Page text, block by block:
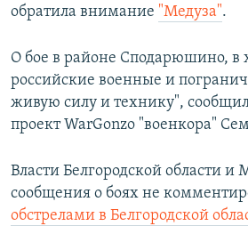
обратила внимание "Медуза".
О бое в районе Сподарюшино, в
российские военные и
живую силу и технику",
проект WarGonzo "военкора"
Власти Белгородской области
сообщения о боях не
обстрелами в Белгородской